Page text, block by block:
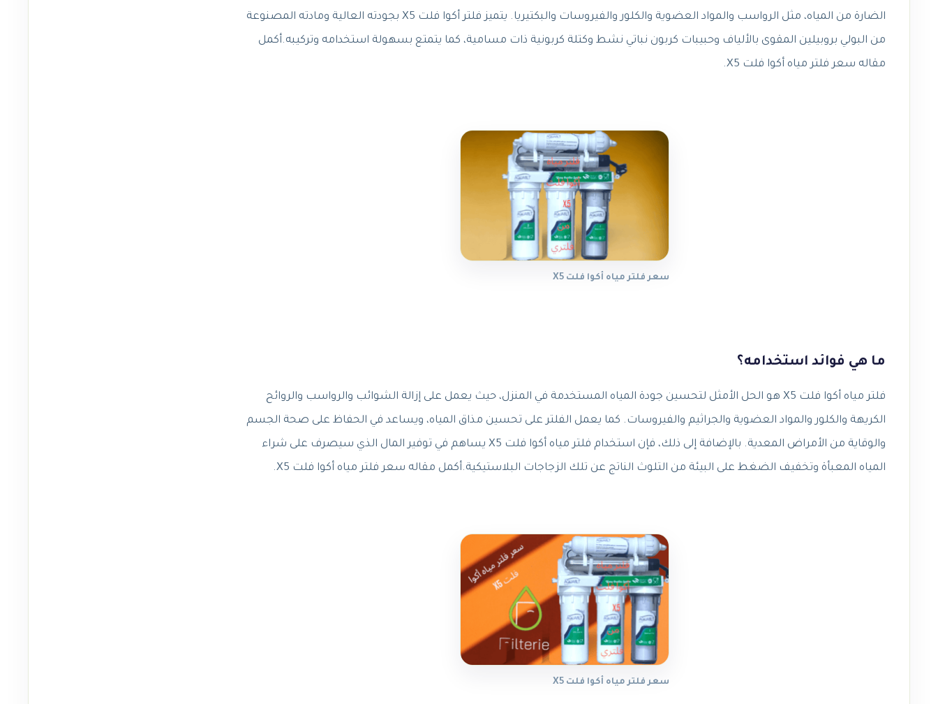
الضارة من المياه، مثل الرواسب والمواد العضوية والكلور والفيروسات والبكتيريا. يتميز فلتر أكوا فلت X5 بجودته العالية ومادته المصنوعة
من البولي بروبيلين المقوى بالألياف وحبيبات كربون نباتي نشط وكتلة كربونية ذات مسامية، كما يتمتع بسهولة استخدامه وتركيبه.أكمل
مقاله سعر فلتر مياه أكوا فلت X5.
سعر فلتر مياه أكوا فلت X5
ما هي فوائد استخدامه؟
فلتر مياه أكوا فلت X5 هو الحل الأمثل لتحسين جودة المياه المستخدمة في المنزل، حيث يعمل على إزالة الشوائب والرواسب والروائح
الكريهة والكلور والمواد العضوية والجراثيم والفيروسات. كما يعمل الفلتر على تحسين مذاق المياه، ويساعد في الحفاظ على صحة الجسم
والوقاية من الأمراض المعدية. بالإضافة إلى ذلك، فإن استخدام فلتر مياه أكوا فلت X5 يساهم في توفير المال الذي سيصرف على شراء
المياه المعبأة وتخفيف الضغط على البيئة من التلوث الناتج عن تلك الزجاجات البلاستيكية.أكمل مقاله سعر فلتر مياه أكوا فلت X5.
سعر فلتر مياه أكوا فلت X5